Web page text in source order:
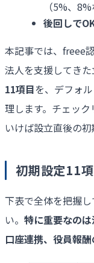
（5%、8%
後回しで
本記事では、freee
法人を支援してきた
11項目を、デフォ
理します。チェッ
いけば設立直後の初
初期設定11
下表で全体を把握
い。 特に重要なの
口座連携、役員報酬